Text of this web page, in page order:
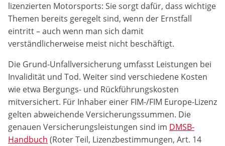
lizenzierten Motorsports: Sie sorgt dafür, dass wichtige
Themen bereits geregelt sind, wenn der Ernstfall
eintritt – auch wenn man sich damit
verständlicherweise meist nicht beschäftigt.
Die Grund-Unfallversicherung umfasst Leistungen bei
Invalidität und Tod. Weiter sind verschiedene Kosten
wie etwa Bergungs- und Rückführungskosten
mitversichert. Für Inhaber einer FIM-/FIM Europe-Lizenz
gelten abweichende Versicherungssummen. Die
genauen Versicherungsleistungen sind im DMSB-
Handbuch (Roter Teil, Lizenzbestimmungen, Art. 14
Zweck:
Dieser Cookie speichert Informationen zu
verwendeten Hintergrundbildern der Website.
24 Stunden
Cookie Consent
Name:
cookie_consent